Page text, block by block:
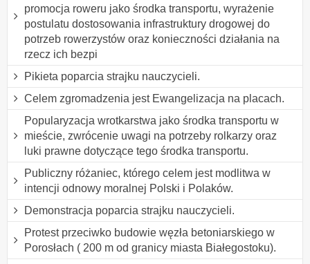
promocja roweru jako środka transportu, wyrażenie
postulatu dostosowania infrastruktury drogowej do
potrzeb rowerzystów oraz konieczności działania na
rzecz ich bezpi
Pikieta poparcia strajku nauczycieli.
Celem zgromadzenia jest Ewangelizacja na placach.
Popularyzacja wrotkarstwa jako środka transportu w
mieście, zwrócenie uwagi na potrzeby rolkarzy oraz
luki prawne dotyczące tego środka transportu.
Publiczny różaniec, którego celem jest modlitwa w
intencji odnowy moralnej Polski i Polaków.
Demonstracja poparcia strajku nauczycieli.
Protest przeciwko budowie węzła betoniarskiego w
Porosłach ( 200 m od granicy miasta Białegostoku).